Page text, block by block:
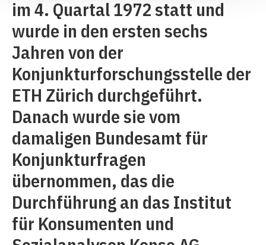
im 4. Quartal 1972 statt und
wurde in den ersten sechs
Jahren von der
Konjunkturforschungsstelle der
ETH Zürich durchgeführt.
Danach wurde sie vom
damaligen Bundesamt für
Konjunkturfragen
übernommen, das die
Durchführung an das Institut
für Konsumenten und